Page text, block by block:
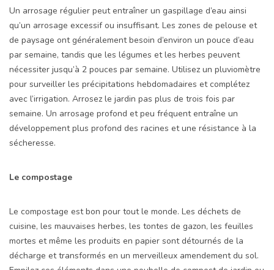
Un arrosage régulier peut entraîner un gaspillage d’eau ainsi
qu’un arrosage excessif ou insuffisant. Les zones de pelouse et
de paysage ont généralement besoin d’environ un pouce d’eau
par semaine, tandis que les légumes et les herbes peuvent
nécessiter jusqu’à 2 pouces par semaine. Utilisez un pluviomètre
pour surveiller les précipitations hebdomadaires et complétez
avec l’irrigation. Arrosez le jardin pas plus de trois fois par
semaine. Un arrosage profond et peu fréquent entraîne un
développement plus profond des racines et une résistance à la
sécheresse.
Le compostage
Le compostage est bon pour tout le monde. Les déchets de
cuisine, les mauvaises herbes, les tontes de gazon, les feuilles
mortes et même les produits en papier sont détournés de la
décharge et transformés en un merveilleux amendement du sol.